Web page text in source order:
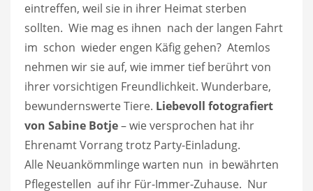
eintreffen, weil sie in ihrer Heimat sterben
sollten. Wie mag es ihnen nach der langen Fahrt
im schon wieder engen Käfig gehen? Atemlos
nehmen wir sie auf, wie immer tief berührt von
ihrer vorsichtigen Freundlichkeit. Wunderbare,
bewundernswerte Tiere. Liebevoll fotografiert
von Sabine Botje– wie versprochen hat ihr
Ehrenamt Vorrang trotz Party-Einladung.
Alle Neuankömmlinge warten nun in bewährten
Pflegestellen auf ihr Für-Immer-Zuhause. Nur